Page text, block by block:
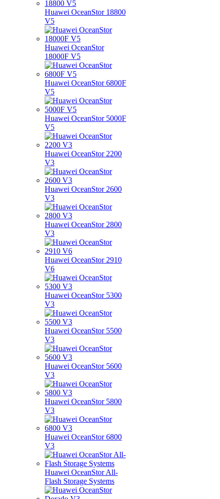
Huawei OceanStor 18800
V5
Huawei OceanStor
18000F V5
Huawei OceanStor 6800F
V5
Huawei OceanStor 5000F
V5
Huawei OceanStor 2200
V3
Huawei OceanStor 2600
V3
Huawei OceanStor 2800
V3
Huawei OceanStor 2910
V6
Huawei OceanStor 5300
V3
Huawei OceanStor 5500
V3
Huawei OceanStor 5600
V3
Huawei OceanStor 5800
V3
Huawei OceanStor 6800
V3
Huawei OceanStor All-
Flash Storage Systems